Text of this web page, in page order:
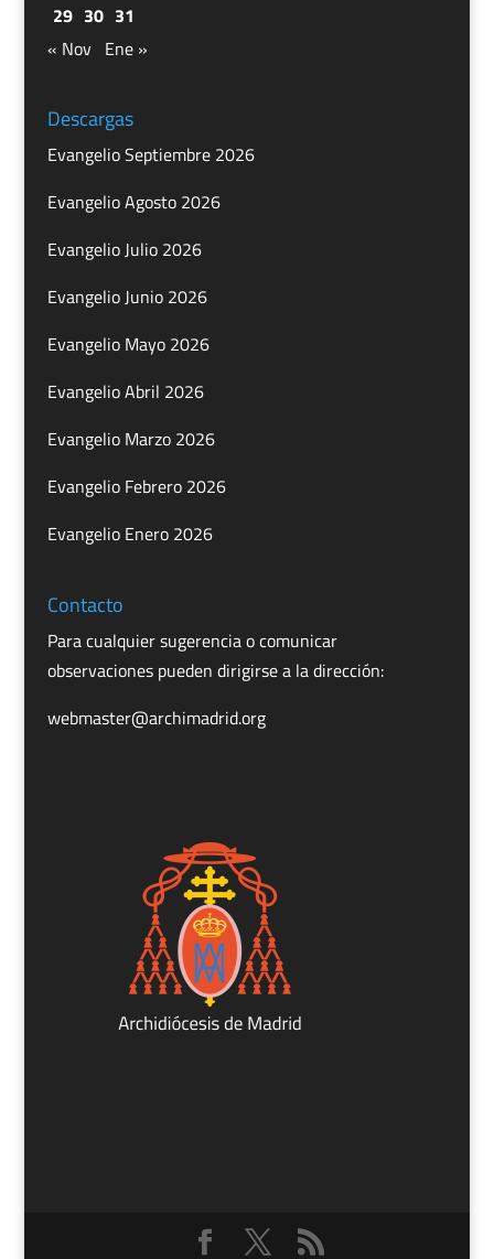
29 30 31
« Nov Ene »
Descargas
Evangelio Septiembre 2026
Evangelio Agosto 2026
Evangelio Julio 2026
Evangelio Junio 2026
Evangelio Mayo 2026
Evangelio Abril 2026
Evangelio Marzo 2026
Evangelio Febrero 2026
Evangelio Enero 2026
Contacto
Para cualquier sugerencia o comunicar
observaciones pueden dirigirse a la dirección:
webmaster@archimadrid.org